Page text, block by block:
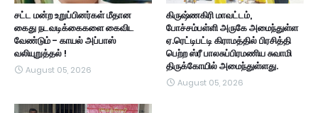
சட்ட மன்ற உறுப்பினர்கள் மீதான
கைது நடவடிக்கைகளை கைவிட
வேண்டும் - காயல் அப்பாஸ்
வலியுறுத்தல் !
August 05, 2026
கிருஷ்ணகிரி மாவட்டம்,
போச்சம்பள்ளி அருகே அமைந்துள்ள
ஏ.ரெட்டிபட்டி கிராமத்தில் பிரசித்தி
பெற்ற ஸ்ரீ பாலசுப்பிரமணிய சுவாமி
திருக்கோயில் அமைந்துள்ளது.
August 05, 2026